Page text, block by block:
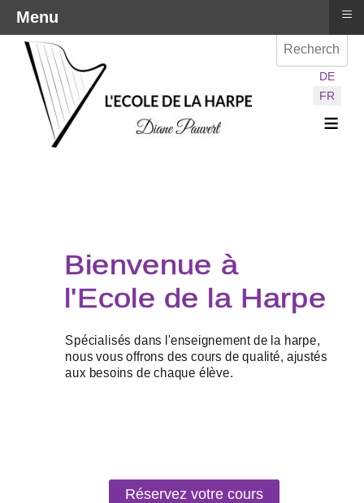
Sélectionnez
DE
FR
≡
Réservez votre cours
Menu ≡